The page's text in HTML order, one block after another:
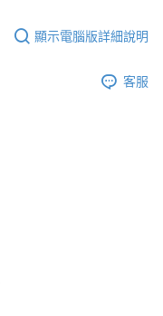
顯示電腦版詳細說明
客服